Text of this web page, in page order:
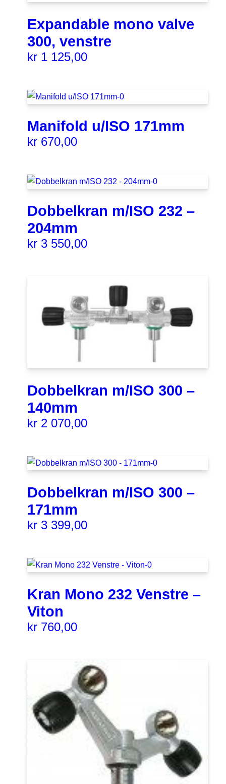
Expandable mono valve
300, venstre
kr 1 125,00
Manifold u/ISO 171mm
kr 670,00
Dobbelkran m/ISO 232 –
204mm
kr 3 550,00
Dobbelkran m/ISO 300 –
140mm
kr 2 070,00
Dobbelkran m/ISO 300 –
171mm
kr 3 399,00
Kran Mono 232 Venstre –
Viton
kr 760,00